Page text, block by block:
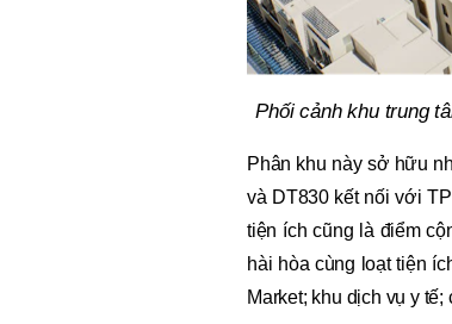
Phối cảnh khu trung
Phân khu này sở hữu
và DT830 kết nối với
tiện ích cũng là điểm
hài hòa cùng loạt tiện
Market; khu dịch vụ y